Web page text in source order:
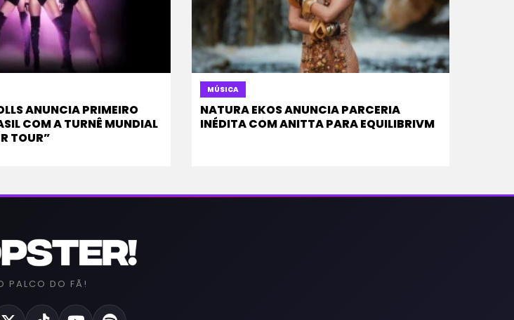
ANUNCIA PRIMEIRO
COM A TURNÊ MUNDIAL
TOUR”
MÚSICA
NATURA EKOS ANUNCIA PARCERIA
INÉDITA COM ANITTA PARA EQUILIBRIVM
PALCO DO FÃ!